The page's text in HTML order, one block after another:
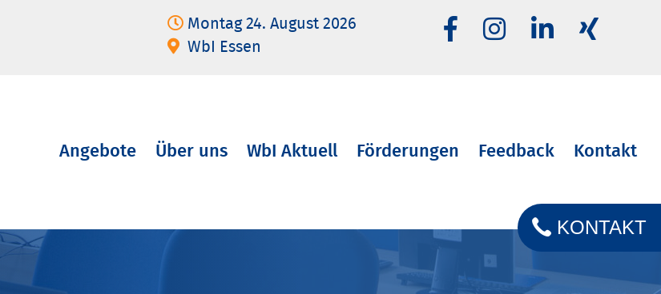
Montag 24. August 2026
WbI Essen
Navigation
Angebote Über uns WbI Aktuell Förderungen Feedback Kontakt
KONTAKT